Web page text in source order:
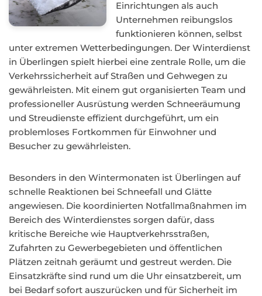
Einrichtungen als auch
Unternehmen reibungslos
funktionieren können, selbst
unter extremen Wetterbedingungen. Der Winterdienst
in Überlingen spielt hierbei eine zentrale Rolle, um die
Verkehrssicherheit auf Straßen und Gehwegen zu
gewährleisten. Mit einem gut organisierten Team und
professioneller Ausrüstung werden Schneeräumung
und Streudienste effizient durchgeführt, um ein
problemloses Fortkommen für Einwohner und
Besucher zu gewährleisten.
Besonders in den Wintermonaten ist Überlingen auf
schnelle Reaktionen bei Schneefall und Glätte
angewiesen. Die koordinierten Notfallmaßnahmen im
Bereich des Winterdienstes sorgen dafür, dass
kritische Bereiche wie Hauptverkehrsstraßen,
Zufahrten zu Gewerbegebieten und öffentlichen
Plätzen zeitnah geräumt und gestreut werden. Die
Einsatzkräfte sind rund um die Uhr einsatzbereit, um
bei Bedarf sofort auszurücken und für Sicherheit im